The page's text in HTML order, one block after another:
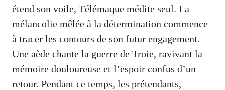
étend son voile, Télémaque médite seul. La
mélancolie mêlée à la détermination commence
à tracer les contours de son futur engagement.
Une aède chante la guerre de Troie, ravivant la
mémoire douloureuse et l’espoir confus d’un
retour. Pendant ce temps, les prétendants,